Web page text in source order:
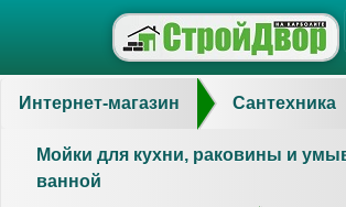
Интернет-магазин Сантехника
Мойки для кухни, раковины и
ванной